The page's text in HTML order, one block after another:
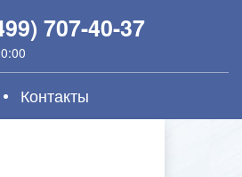
707-40-37
Контакты